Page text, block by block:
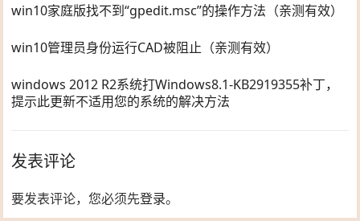
win10家庭版找不到“gpedit.msc”的操作方法（亲测有效）
win10管理员身份运行CAD被阻止（亲测有效）
windows 2012 R2系统打Windows8.1-KB2919355补丁，
提示此更新不适用您的系统的解决方法
发表评论
要发表评论，您必须先登录。